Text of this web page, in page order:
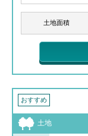
土地面積
おすすめ
土地